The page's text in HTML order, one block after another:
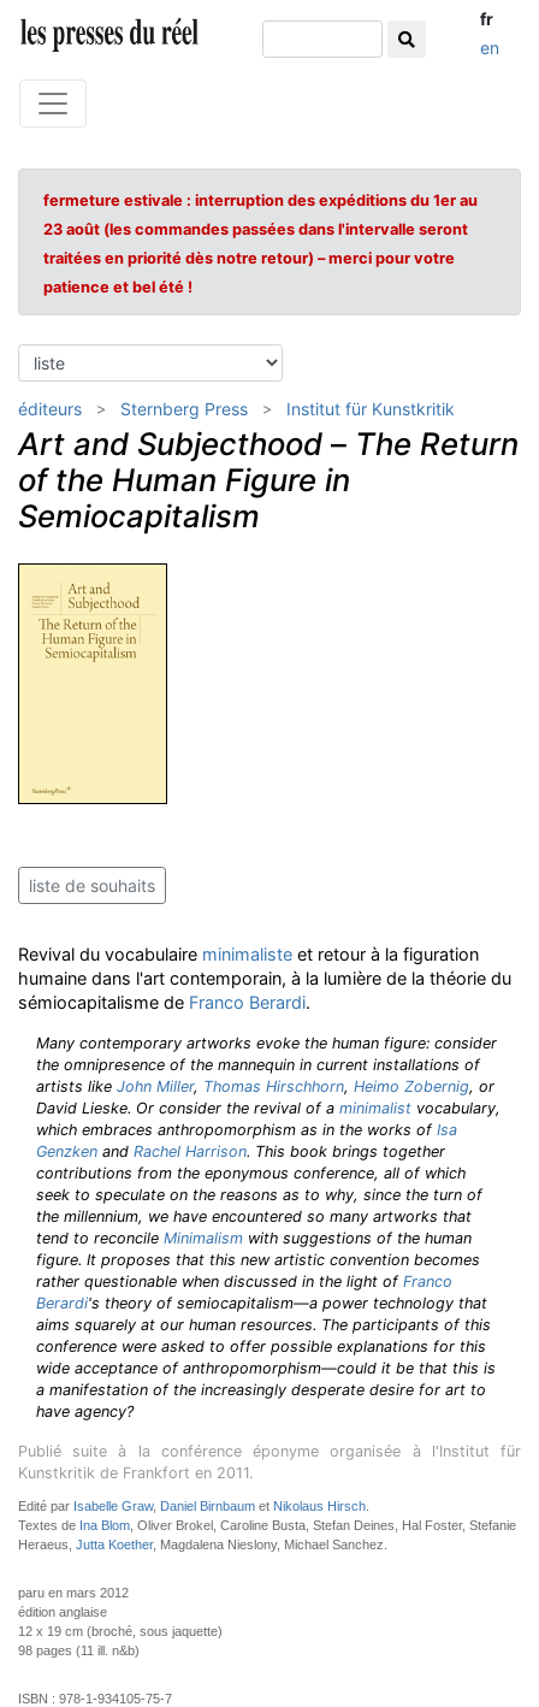
fr
en
fermeture estivale : interruption des expéditions du 1er au
23 août (les commandes passées dans l'intervalle seront
traitées en priorité dès notre retour) – merci pour votre
patience et bel été !
éditeurs Sternberg Press Institut für Kunstkritik
Art and Subjecthood – The Return
of the Human Figure in
Semiocapitalism
liste de souhaits
Revival du vocabulaire minimaliste et retour à la figuration
humaine dans l'art contemporain, à la lumière de la théorie du
sémiocapitalisme de Franco Berardi.
Many contemporary artworks evoke the human figure: consider
the omnipresence of the mannequin in current installations of
artists like John Miller, Thomas Hirschhorn, Heimo Zobernig, or
David Lieske. Or consider the revival of a minimalist vocabulary,
which embraces anthropomorphism as in the works of Isa
Genzken and Rachel Harrison. This book brings together
contributions from the eponymous conference, all of which
seek to speculate on the reasons as to why, since the turn of
the millennium, we have encountered so many artworks that
tend to reconcile Minimalism with suggestions of the human
figure. It proposes that this new artistic convention becomes
rather questionable when discussed in the light of Franco
Berardi's theory of semiocapitalism—a power technology that
aims squarely at our human resources. The participants of this
conference were asked to offer possible explanations for this
wide acceptance of anthropomorphism—could it be that this is
a manifestation of the increasingly desperate desire for art to
have agency?
Publié suite à la conférence éponyme organisée à l'Institut für
Kunstkritik de Frankfort en 2011.
Edité par Isabelle Graw, Daniel Birnbaum et Nikolaus Hirsch
Textes de Ina Blom , Oliver Brokel, Caroline Busta, Stefan Deines, Hal Foster, Stefanie
Heraeus, Jutta Koether, Magdalena Nieslony, Michael Sanchez.
paru en mars 2012
édition anglaise
12 x 19 cm (broché, sous jaquette)
98 pages (11 ill. n&b)
ISBN : 978-1-934105-75-7